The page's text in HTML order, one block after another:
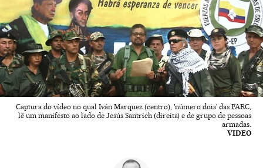
Captura do vídeo no qual Iván Marquez (centro), 'número dois' das FARC,
lê um manifesto ao lado de Jesús Santrich (direita) e de grupo de pessoas
armadas.
VIDEO